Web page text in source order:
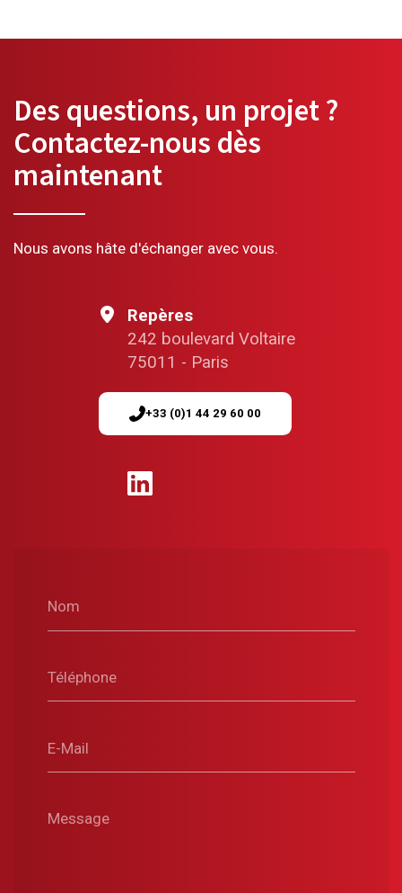
Des questions, un projet ?
Contactez-nous dès
maintenant
Nous avons hâte d'échanger avec vous.
Nom
Téléphone
E-Mail
Message
Repères
242 boulevard Voltaire
75011 - Paris
+33 (0)1 44 29 60 00